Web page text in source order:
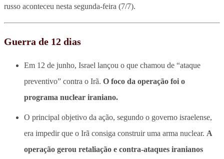
russo aconteceu nesta segunda-feira (7/7).
Guerra de 12 dias
Em 12 de junho, Israel lançou o que chamou de “ataque
preventivo” contra o Irã. O foco da operação foi o
programa nuclear iraniano.
O principal objetivo da ação, segundo o governo israelense,
era impedir que o Irã consiga construir uma arma nuclear. A
operação gerou retaliação e contra-ataques iranianos